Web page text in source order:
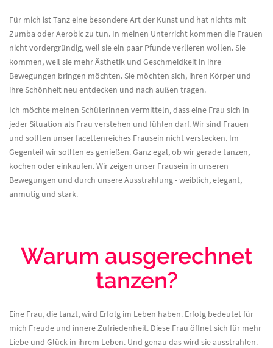
Für mich ist Tanz eine besondere Art der Kunst und hat nichts mit
Zumba oder Aerobic zu tun. In meinen Unterricht kommen die Frauen
nicht vordergründig, weil sie ein paar Pfunde verlieren wollen. Sie
kommen, weil sie mehr Ästhetik und Geschmeidkeit in ihre
Bewegungen bringen möchten. Sie möchten sich, ihren Körper und
ihre Schönheit neu entdecken und nach außen tragen.
Ich möchte meinen Schülerinnen vermitteln, dass eine Frau sich in
jeder Situation als Frau verstehen und fühlen darf. Wir sind Frauen
und sollten unser facettenreiches Frausein nicht verstecken. Im
Gegenteil wir sollten es genießen. Ganz egal, ob wir gerade tanzen,
kochen oder einkaufen. Wir zeigen unser Frausein in unseren
Bewegungen und durch unsere Ausstrahlung - weiblich, elegant,
anmutig und stark.
Warum ausgerechnet
tanzen?
Eine Frau, die tanzt, wird Erfolg im Leben haben. Erfolg bedeutet für
mich Freude und innere Zufriedenheit. Diese Frau öffnet sich für mehr
Liebe und Glück in ihrem Leben. Und genau das wird sie ausstrahlen.